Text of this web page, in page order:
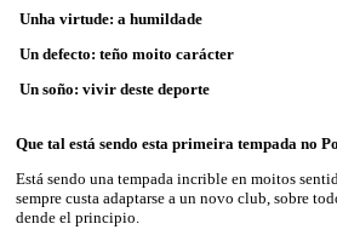
Unha virtude: a humildade
Un defecto: teño moito carácter
Un soño: vivir deste deporte
Que tal está sendo esta primeira tempada no
Está sendo una tempada incrible en moitos
sempre custa adaptarse a un novo club, sobre
dende el principio.